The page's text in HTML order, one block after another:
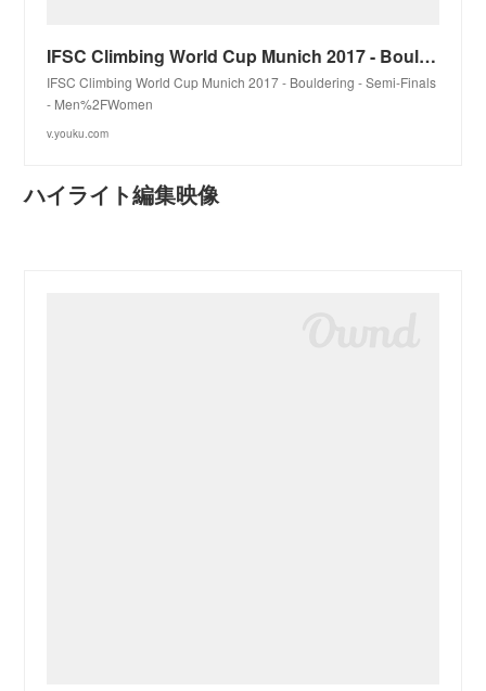
IFSC Climbing World Cup Munich 2017 - Bouldering - Semi-Finals - Men%2FWomen—在线播放—优酷网，视频高清在线观看
IFSC Climbing World Cup Munich 2017 - Bouldering - Semi-Finals
- Men%2FWomen
v.youku.com
ハイライト編集映像